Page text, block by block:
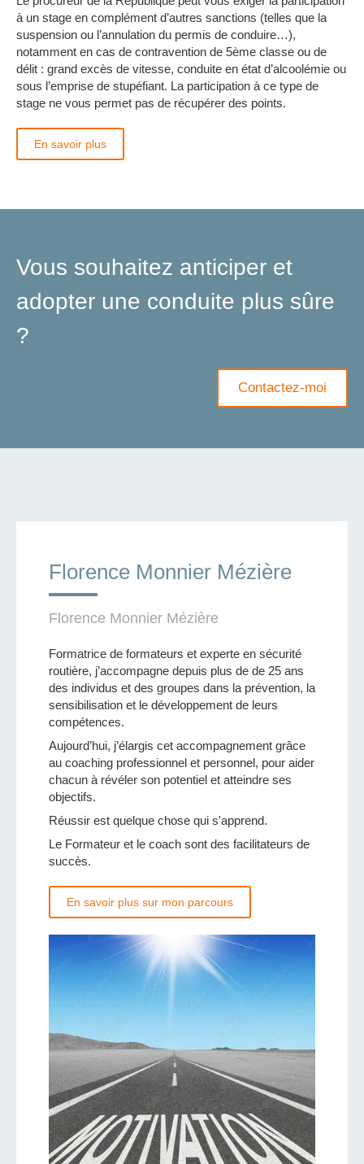
à un stage en complément d’autres sanctions (telles que la
suspension ou l’annulation du permis de conduire…),
notamment en cas de contravention de 5ème classe ou de
délit : grand excès de vitesse, conduite en état d’alcoolémie ou
sous l’emprise de stupéfiant. La participation à ce type de
stage ne vous permet pas de récupérer des points.
En savoir plus
Vous souhaitez anticiper et
adopter une conduite plus sûre
?
Contactez-moi
Florence Monnier Mézière
Florence Monnier Mézière
Formatrice de formateurs et experte en sécurité
routière, j’accompagne depuis plus de de 25 ans
des individus et des groupes dans la prévention, la
sensibilisation et le développement de leurs
compétences.
Aujourd’hui, j’élargis cet accompagnement grâce
au coaching professionnel et personnel, pour aider
chacun à révéler son potentiel et atteindre ses
objectifs.
Réussir est quelque chose qui s'apprend.
Le Formateur et le coach sont des facilitateurs de
succès.
En savoir plus sur mon parcours